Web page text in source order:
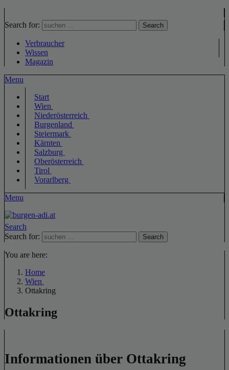
Search for: Search
Verbraucher
Wissen
Magazin
Menu
Start
Wien
Niederösterreich
Burgenland
Steiermark
Kärnten
Salzburg
Oberösterreich
Tirol
Vorarlberg
Menu
Search
Search for:
Search
You are here:
Home
Wien
Ottakring
Ottakring
Informationen über Ottakring